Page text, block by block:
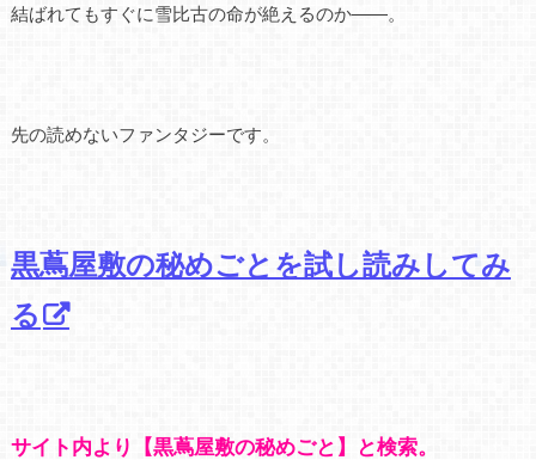
結ばれてもすぐに雪比古の命が絶えるのか――。
先の読めないファンタジーです。
黒蔦屋敷の秘めごとを試し読みしてみ
る
サイト内より【黒蔦屋敷の秘めごと】と検索。